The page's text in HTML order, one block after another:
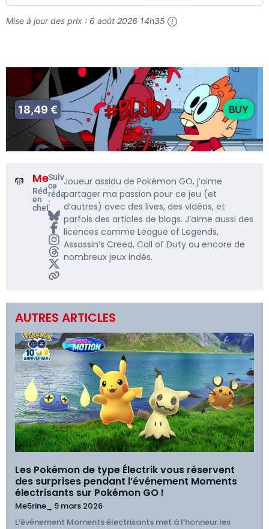
Mise à jour des prix : 6 août 2026 14h35
18,49 € BUY
Me5rine_
Rédacteur
en
chef
Suivre
ce
rédacteur
:
Joueur assidu de Pokémon GO, j’aime
partager ma passion pour ce jeu (et
d’autres) avec des lives, des vidéos, et
parfois des articles de blogs. J’aime aussi des
licences comme League of Legends,
Assassin’s Creed, Call of Duty ou encore de
nombreux jeux indés.
AUTRES ARTICLES
Les Pokémon de type Électrik vous réservent
des surprises pendant l’événement Moments
électrisants sur Pokémon GO !
Me5rine_ 9 mars 2026
L’événement Moments électrisants met à l’honneur les